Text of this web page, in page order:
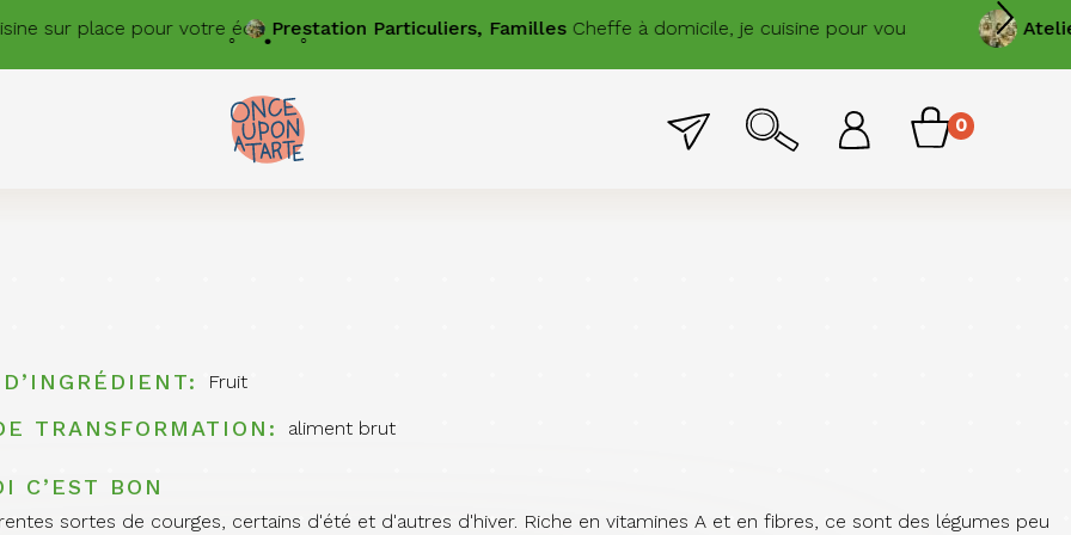
place pour votre équipePrestation Particuliers, Familles Cheffe à domicile, je cuisine pour vous. Atelier
Menu
Menu
0
Fruit
TRANSFORMATION aliment brut
C’EST BON
sortes de courges, certains d'été et d'autres d'hiver. Riche en vitamines A et en fibres, ce sont des légumes peu